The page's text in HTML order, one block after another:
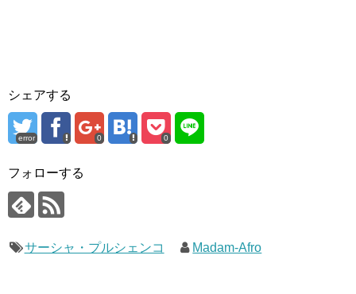
シェアする
error 0 0
フォローする
サーシャ・プルシェンコ Madam-Afro